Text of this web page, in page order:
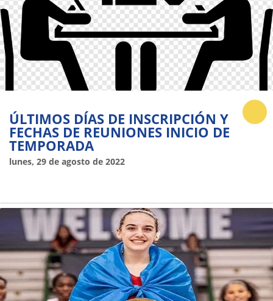
ÚLTIMOS DÍAS DE INSCRIPCIÓN Y
FECHAS DE REUNIONES INICIO DE
TEMPORADA
lunes, 29 de agosto de 2022